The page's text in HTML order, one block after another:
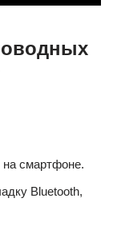
смартфоне.
Bluetooth,